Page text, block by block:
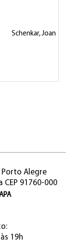
Schenkar, Joan
Porto Alegre
CEP 91760-000
19h